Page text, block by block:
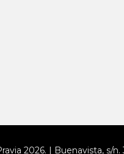
2026. | Buenavista, s/n.